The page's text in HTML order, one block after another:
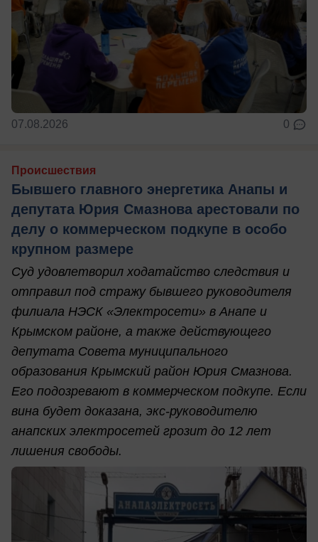
07.08.2026 0
Происшествия
Бывшего главного энергетика Анапы и
депутата Юрия Смазнова арестовали по
делу о коммерческом подкупе в особо
крупном размере
Суд удовлетворил ходатайство следствия и
отправил под стражу бывшего руководителя
филиала НЭСК «Электросети» в Анапе и
Крымском районе, а также действующего
депутата Совета муниципального
образования Крымский район Юрия Смазнова.
Его подозревают в коммерческом подкупе. Если
вина будет доказана, экс-руководителю
анапских электросетей грозит до 12 лет
лишения свободы.